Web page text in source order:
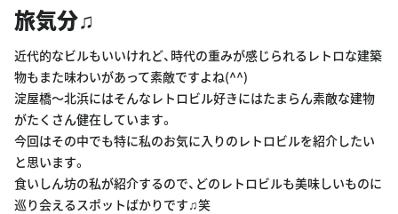
旅気分♫
近代的なビルもいいけれど、時代の重みが感じられるレトロな建築
物もまた味わいがあって素敵ですよね(^^)
淀屋橋〜北浜にはそんなレトロビル好きにはたまらん素敵な建物
がたくさん健在しています。
今回はその中でも特に私のお気に入りのレトロビルを紹介したい
と思います。
食いしん坊の私が紹介するので、どのレトロビルも美味しいものに
巡り会えるスポットばかりです♫笑